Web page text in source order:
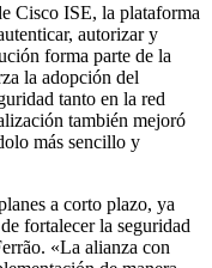
Cisco ISE, la plataforma
autorizar y
forma parte de la
la adopción del
tanto en la red
también mejoró
más sencillo y
a corto plazo, ya
fortalecer la seguridad
«La alianza con